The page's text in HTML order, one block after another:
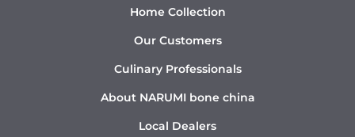
Home Collection
Our Customers
Culinary Professionals
About NARUMI bone china
Local Dealers